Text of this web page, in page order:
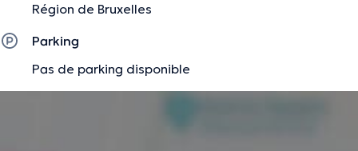
informations vérifiées.
Région de Bruxelles
Parking
Pas de parking disponible